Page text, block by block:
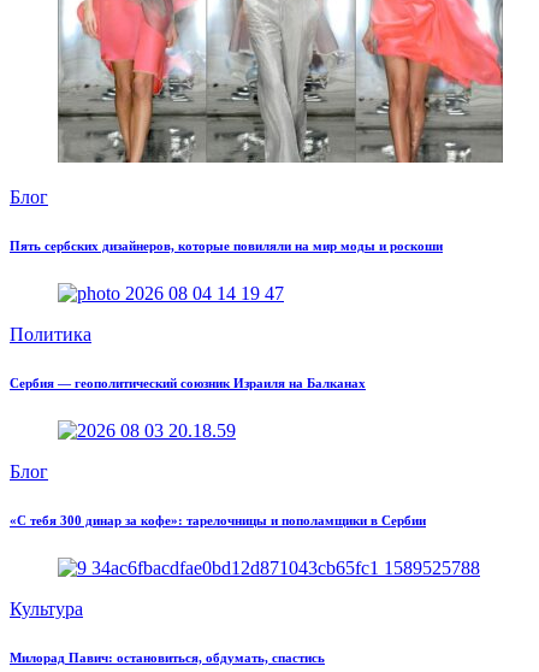
Блог
Пять сербских дизайнеров, которые повиляли на мир моды и роскоши
Политика
Сербия — геополитический союзник Израиля на Балканах
Блог
«С тебя 300 динар за кофе»: тарелочницы и пополамщики в Сербии
Культура
Милорад Павич: остановиться, обдумать, спастись